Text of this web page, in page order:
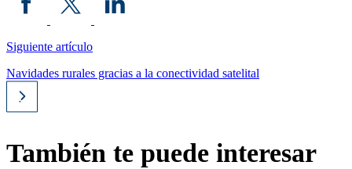
Siguiente artículo
Navidades rurales gracias a la conectividad satelital
También te puede interesar